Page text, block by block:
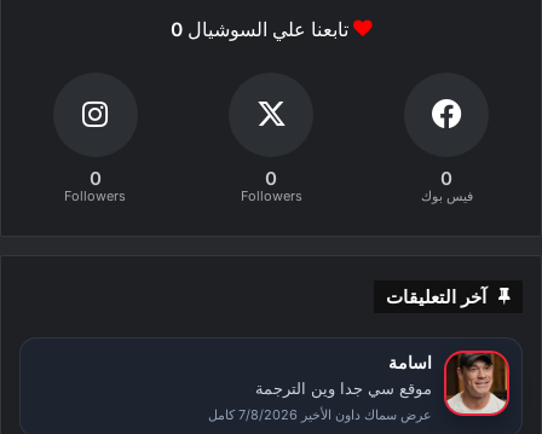
تابعنا علي السوشيال0
0
فيس بوك
0
Followers
0
Followers
آخر التعليقات
اسامة
موقع سي جدا وين الترجمة
عرض سماك داون الأخير 7/8/2026 كامل